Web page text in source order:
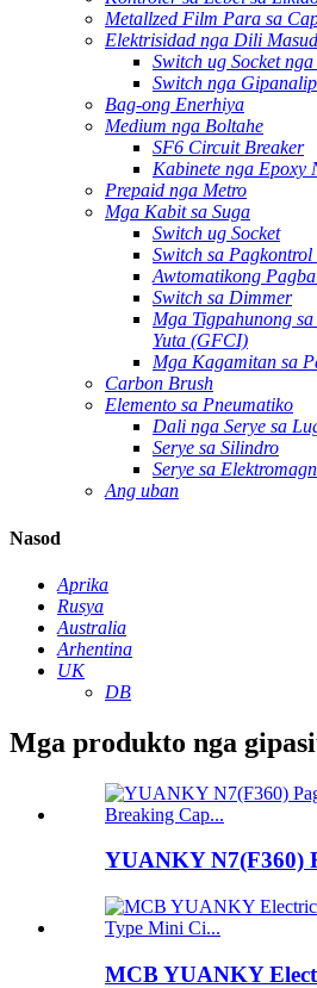
Metallzed Film Para sa
Elektrisidad nga Dili
Switch ug Socket
Switch nga
Bag-ong Enerhiya
Medium nga Boltahe
SF6 Circuit Breaker
Kabinete nga Epoxy
Prepaid nga Metro
Mga Kabit sa Suga
Switch ug Socket
Switch sa Pagkontrol
Awtomatikong
Switch sa Dimmer
Mga Tigpahunong
Yuta (GFCI)
Mga Kagamitan sa
Carbon Brush
Elemento sa Pneumatiko
Dali nga Serye sa
Serye sa Silindro
Serye sa
Ang uban
Nasod
Aprika
Rusya
Australia
Arhentina
UK
DB
Mga produkto nga
YUANKY N7(F360)
MCB YUANKY